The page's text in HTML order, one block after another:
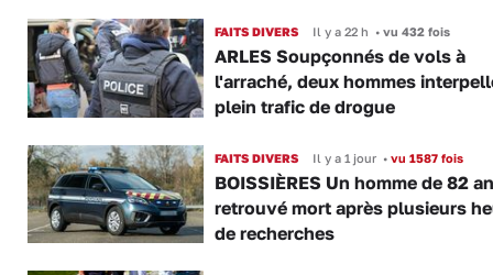
FAITS DIVERS Il y a 22 h •vu 432 fois
ARLES Soupçonnés de vols à
l'arraché, deux hommes
plein trafic de drogue
FAITS DIVERS Il y a 1 jour •vu 1587 fois
BOISSIÈRES Un homme de 82
retrouvé mort après plusieurs
de recherches